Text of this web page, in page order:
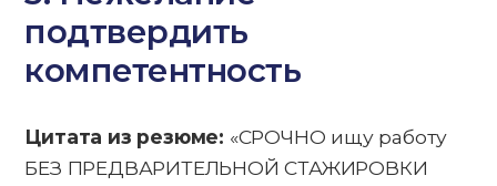
подтвердить
компетентность
Цитата из резюме: «СРОЧНО ищу работу
БЕЗ ПРЕДВАРИТЕЛЬНОЙ СТАЖИРОВКИ